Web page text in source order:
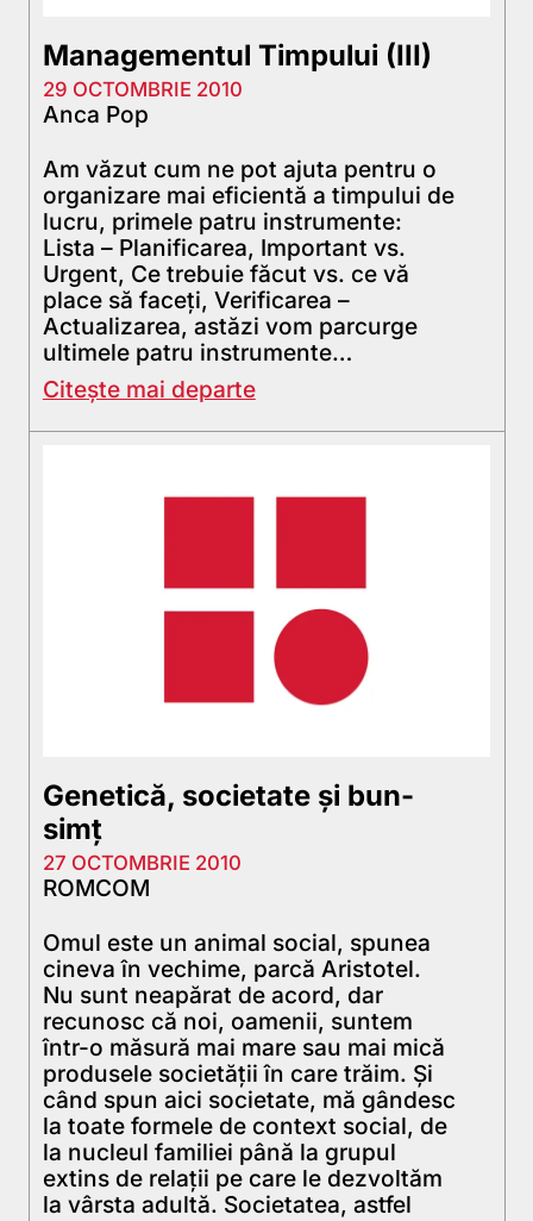
Managementul Timpului (III)
29 OCTOMBRIE 2010
Anca Pop
Am văzut cum ne pot ajuta pentru o
organizare mai eficientă a timpului de
lucru, primele patru instrumente:
Lista – Planificarea, Important vs.
Urgent, Ce trebuie făcut vs. ce vă
place să faceți, Verificarea –
Actualizarea, astăzi vom parcurge
ultimele patru instrumente…
Citește mai departe
Genetică, societate și bun-
simț
27 OCTOMBRIE 2010
ROMCOM
Omul este un animal social, spunea
cineva în vechime, parcă Aristotel.
Nu sunt neapărat de acord, dar
recunosc că noi, oamenii, suntem
într-o măsură mai mare sau mai mică
produsele societăţii în care trăim. Şi
când spun aici societate, mă gândesc
la toate formele de context social, de
la nucleul familiei până la grupul
extins de relaţii pe care le dezvoltăm
la vârsta adultă. Societatea, astfel